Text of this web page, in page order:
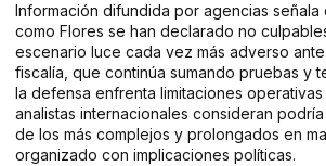
Información difundida por agencias señala
como Flores se han declarado no
escenario luce cada vez más adverso
fiscalía, que continúa sumando pruebas y
la defensa enfrenta limitaciones
analistas internacionales consideran
de los más complejos y prolongados en
organizado con implicaciones políticas.